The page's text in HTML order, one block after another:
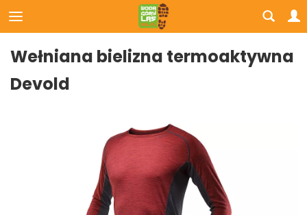
Wełniana bielizna termoaktywna
Devold